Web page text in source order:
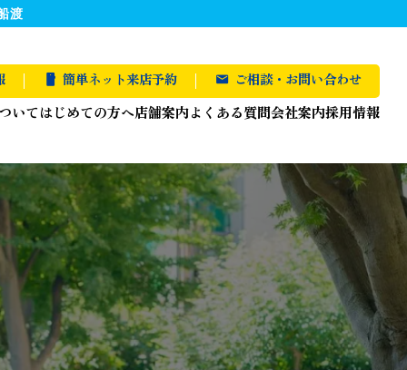
渡
簡単ネット来店予約 ご相談・お問い合わせ
いてはじめての方へ店舗案内よくある質問会社案内採用情報